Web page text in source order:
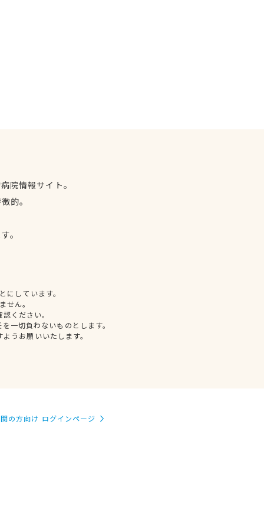
院情報サイト。
的。
。
しています。
せん。
ください。
一切負わないものとします。
うお願いいたします。
の方向け ログインページ